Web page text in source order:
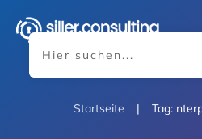
Startseite | Tag: